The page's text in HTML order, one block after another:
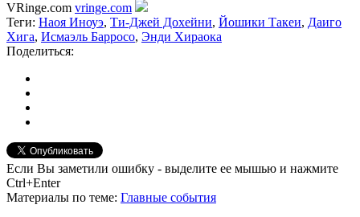
VRinge.com vringe.com
Теги: Наоя Иноуэ, Ти-Джей Дохейни, Йошики Такеи, Даиго
Хига, Исмаэль Барросо, Энди Хираока
Поделиться:
Если Вы заметили ошибку - выделите ее мышью и нажмите
Ctrl+Enter
Материалы по теме: Главные события